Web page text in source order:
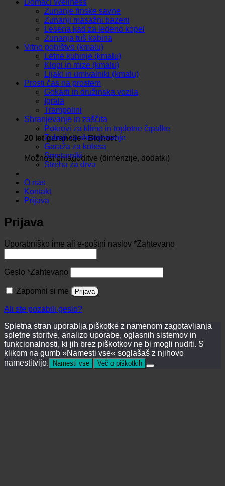
20 let garancije - Biohort
Možnost prilagoditve (dimenzije, dodatki)
Zunanje finske savne
Zunanji masažni bazeni
Lesena kad za ledeno kopel
Zunanja tuš kabina
Vrtno pohištvo (kmalu)
Letne kuhinje (kmalu)
Klopi in mize (kmalu)
Lijaki in umivalniki (kmalu)
Prosti čas na prostem
Gokarti in družinska vozila
Igrala
Trampolini
Shranjevanje in zaščita
Pokrovi za klime in toplotne črpalke
Zaboji za shranjevanje
Garaža za kolesa
Smetarniki
Streha za drva
O nas
Kontakt
Prijava
Prijava
Uporabniško ime ali e-poštni naslov *Zahtevano
Geslo *Zahtevano
Zapomni si me Prijava
Ali ste pozabili geslo?
Spletna stran uporablja piškotke z namenom zagotavljanja
spletne storitve, analizo uporabe, oglasnih sistemov in
funkcionalnosti, ki jih brez piškotkov ne bi mogli nuditi. S
klikom na gumb »Namesti vse« soglašaš z njihovo
namestitvijo.
Namesti vse Več o piškotkih